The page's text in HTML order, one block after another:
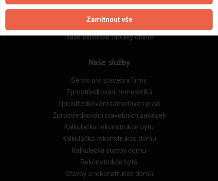
Naše excelové tabulky online
Naše služby
Servis pro stavební firmy
Zprostředkování řemeslníků
Zprostředkování samotných prací
Zprostředkování stavebních zakázek
Kalkulačka rekonstrukce bytu
Kalkulačka rekonstrukce domu
Kalkulačka stavby domu
Rekonstrukce bytů
Stavby a rekonstrukce domů
Zamítnout vše